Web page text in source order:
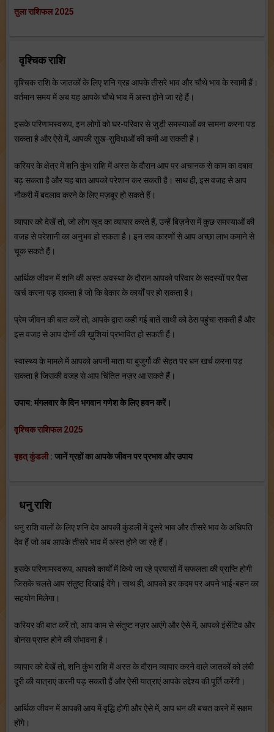
तुला राशिफल 2025
वृश्चिक राशि
वृश्चिक राशि के जातकों के लिए शनि ग्रह आपके तीसरे भाव और चौथे भाव के स्वामी हैं।
वर्तमान समय में अब यह आपके चौथे भाव में अस्त होने जा रहे हैं।
इसके परिणामस्वरूप, इन लोगों को घर-परिवार से जुड़ी समस्याओं का सामना करना पड़
सकता है और ऐसे में, आपकी सुख-सुविधाओं की कमी आ सकती है।
करियर के क्षेत्र में शनि कुंभ राशि में अस्त के दौरान आप पर अचानक से काम का दबाव
बढ़ सकता है और यह बात आपको परेशान कर सकती है। साथ ही, इस वजह से आप
नौकरी में बदलाव करने के लिए मज़बूर हो सकते हैं।
व्यापार को देखें तो, जो लोग खुद का व्यापार करते हैं, उन्हें बिज़नेस में कुछ समस्याओं की
वजह से परेशानी का अनुभव हो सकता है। इन सब कारणों से आप अच्छा लाभ कमाने से
चूक सकते हैं।
आर्थिक जीवन में शनि की अस्त अवस्था के दौरान आपको परिवार के सदस्यों पर पैसा
खर्च करना पड़ सकता है जो कि बेकार के कार्यों पर हो सकता है।
प्रेम जीवन की बात करें तो, आपके द्वारा कही गई बातें साथी को ठेस पहुंचा सकती हैं और
इस वजह से आप दोनों की ख़ुशियां प्रभावित हो सकती हैं।
स्वास्थ्य के मामले में आपको अपनी माता या बुजुर्गो की सेहत पर धन खर्च करना पड़
सकता है जिसकी वजह से आप चिंतित नज़र आ सकते हैं।
उपाय: मंगलवार के दिन भगवान गणेश के लिए हवन करें।
वृश्चिक राशिफल 2025
बृहत् कुंडली: जानें ग्रहों का आपके जीवन पर प्रभाव और उपाय
धनु राशि
धनु राशि वालों के लिए शनि देव आपकी कुंडली में दूसरे भाव और तीसरे भाव के अधिपति
देव हैं जो अब आपके तीसरे भाव में अस्त होने जा रहे हैं।
इसके परिणामस्वरूप, आपको कार्यों में किये जा रहे प्रयासों में सफलता की प्राप्ति होगी
जिसके चलते आप संतुष्ट दिखाई देंगे। साथ ही, आपको हर कदम पर अपने भाई-बहन का
सहयोग मिलेगा।
करियर की बात करें तो, आप काम से संतुष्ट नज़र आएंगे और ऐसे में, आपको इंसेंटिव और
बोनस प्राप्त होने की संभावना है।
व्यापार को देखें तो, शनि कुंभ राशि में अस्त के दौरान व्यापार करने वाले जातकों को लंबी
दूरी की यात्राएं करनी पड़ सकती हैं और ऐसी यात्राएं आपके उद्देश्य की पूर्ति करेंगी।
आर्थिक जीवन में आपकी आय में वृद्धि होगी और ऐसे में, आप धन की बचत करने में सक्षम
होंगे।